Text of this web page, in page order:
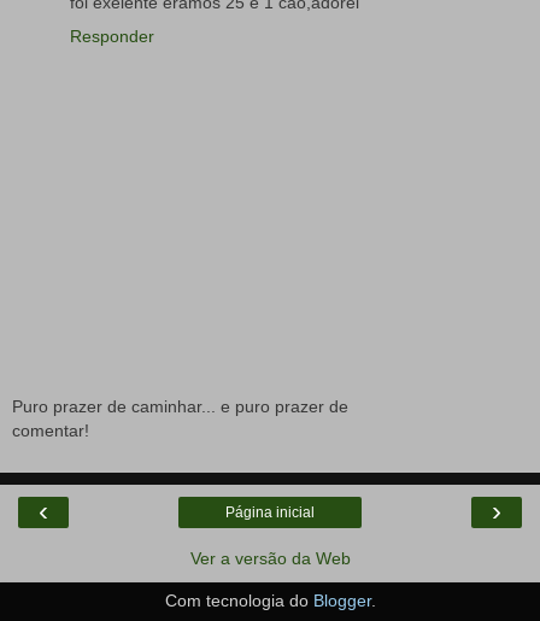
Responder
Puro prazer de caminhar... e puro prazer de
comentar!
‹ ›
Página inicial
Ver a versão da Web
Com tecnologia do Blogger.